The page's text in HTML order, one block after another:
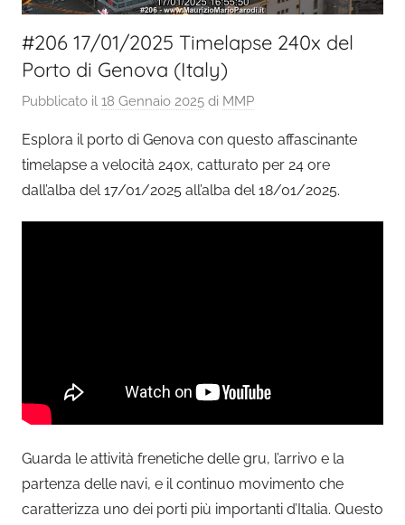
#206 17/01/2025 Timelapse 240x del
Porto di Genova (Italy)
Pubblicato il 18 Gennaio 2025 di MMP
Esplora il porto di Genova con questo affascinante
timelapse a velocità 240x, catturato per 24 ore
dall’alba del 17/01/2025 all’alba del 18/01/2025.
Guarda le attività frenetiche delle gru, l’arrivo e la
partenza delle navi, e il continuo movimento che
caratterizza uno dei porti più importanti d’Italia. Questo